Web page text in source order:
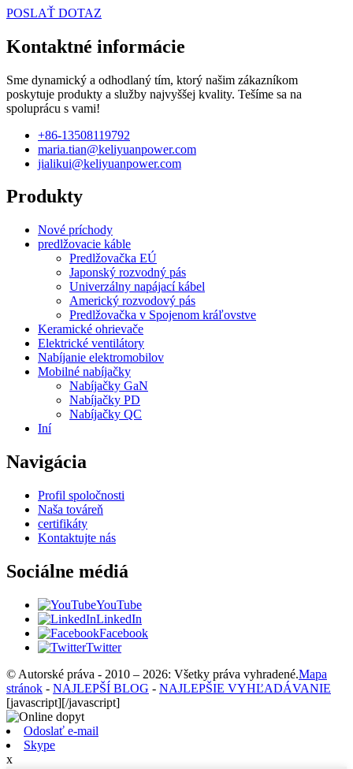
POSLAŤ DOTAZ
Kontaktné informácie
Sme dynamický a odhodlaný tím, ktorý našim zákazníkom
poskytuje produkty a služby najvyššej kvality. Tešíme sa na
spoluprácu s vami!
+86-13508119792
maria.tian@keliyuanpower.com
jialikui@keliyuanpower.com
Produkty
Nové príchody
predlžovacie káble
Predlžovačka EÚ
Japonský rozvodný pás
Univerzálny napájací kábel
Americký rozvodový pás
Predlžovačka v Spojenom kráľovstve
Keramické ohrievače
Elektrické ventilátory
Nabíjanie elektromobilov
Mobilné nabíjačky
Nabíjačky GaN
Nabíjačky PD
Nabíjačky QC
Iní
Navigácia
Profil spoločnosti
Naša továreň
certifikáty
Kontaktujte nás
Sociálne médiá
YouTube
LinkedIn
Facebook
Twitter
© Autorské práva - 2010 – 2026: Všetky práva vyhradené.Mapa
stránok - NAJLEPŠÍ BLOG - NAJLEPŠIE VYHĽADÁVANIE
[javascript][/javascript]
Odoslať e-mail
Skype
x